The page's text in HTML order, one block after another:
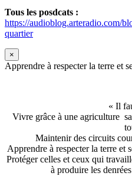
Tous les posdcats :
https://audioblog.arteradio.com/
quartier
×
Apprendre à respecter la terre et
« Il
Vivre grâce à une agriculture
Maintenir des circuits
Apprendre à respecter la terre et
Protéger celles et ceux qui
à produire les